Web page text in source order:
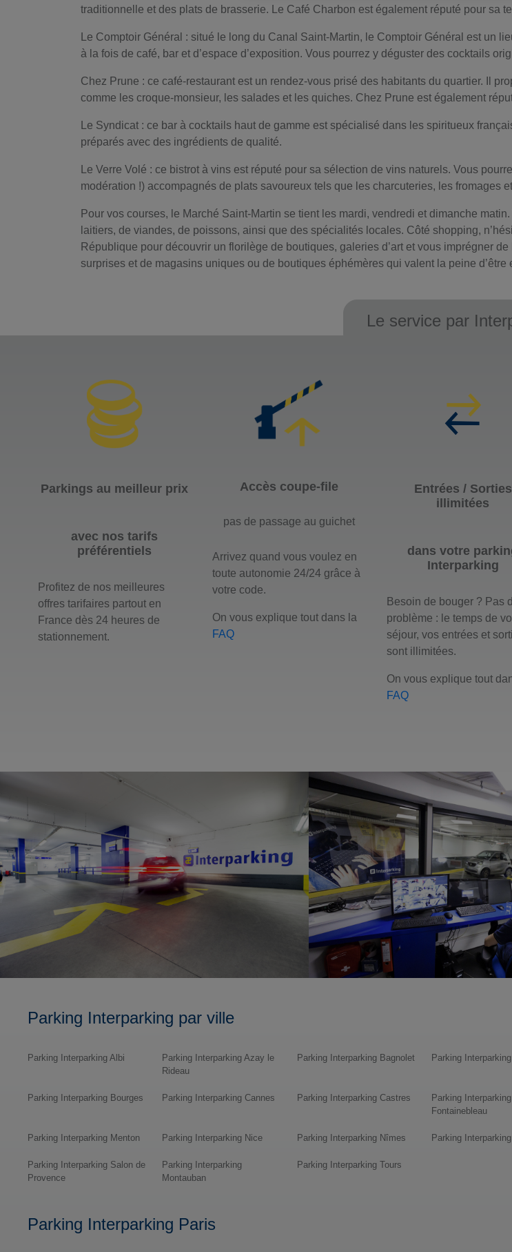
traditionnelle et des plats de brasserie. Le Café Charbon est également réputé pour sa
Le Comptoir Général : situé le long du Canal Saint-Martin, le Comptoir Général est un
à la fois de café, bar et d’espace d’exposition. Vous pourrez y déguster des cocktails
Chez Prune : ce café-restaurant est un rendez-vous prisé des habitants du quartier. Il
comme les croque-monsieur, les salades et les quiches. Chez Prune est également
Le Syndicat : ce bar à cocktails haut de gamme est spécialisé dans les spiritueux
préparés avec des ingrédients de qualité.
Le Verre Volé : ce bistrot à vins est réputé pour sa sélection de vins naturels. Vous
modération !) accompagnés de plats savoureux tels que les charcuteries, les fromages
Pour vos courses, le Marché Saint-Martin se tient les mardi, vendredi et dimanche
laitiers, de viandes, de poissons, ainsi que des spécialités locales. Côté shopping,
République pour découvrir un florilège de boutiques, galeries d’art et vous imprégner
surprises et de magasins uniques ou de boutiques éphémères qui valent la peine d’être
Le service par
Parkings au meilleur prix
avec nos tarifs
préférentiels
Profitez de nos meilleures
offres tarifaires partout en
France dès 24 heures de
stationnement.
Accès coupe-file
pas de passage au guichet
Arrivez quand vous voulez en
toute autonomie 24/24 grâce à
votre code.
On vous explique tout dans la
FAQ
Entrées / Sorties
illimitées
dans votre
Interparking
Besoin de bouger ? Pas
problème : le temps de
séjour, vos entrées et
sont illimitées.
On vous explique tout
FAQ
Parking Interparking par ville
Parking Interparking Albi
Parking Interparking Azay le
Rideau
Parking Interparking Bagnolet Parking
Parking Interparking Bourges Parking Interparking Cannes Parking Interparking Castres
Parking Interparking
Fontainebleau
Parking Interparking Menton Parking Interparking Nice Parking Interparking Nîmes Parking
Parking Interparking Salon de
Provence
Parking Interparking
Montauban
Parking Interparking Tours
Parking Interparking Paris